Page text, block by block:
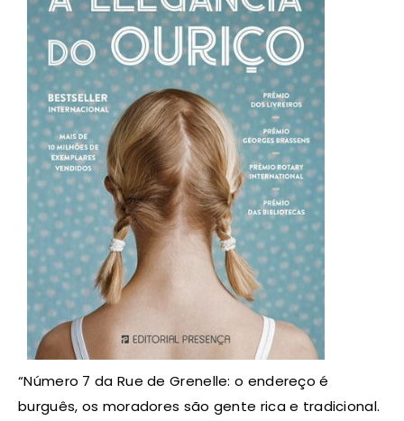
“Número 7 da Rue de Grenelle: o endereço é
burguês, os moradores são gente rica e tradicional.